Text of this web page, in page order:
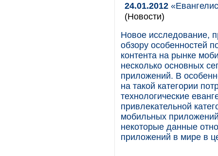
24.01.2012
(Новости)
Новое исследование,
обзору особенностей
контента на рынке
несколько основных
приложений. В
на такой категории
технологические
привлекательной
мобильных
некоторые данные
приложений в мире в